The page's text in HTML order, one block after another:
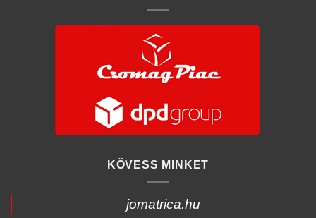
KÖVESS MINKET
jomatrica.hu